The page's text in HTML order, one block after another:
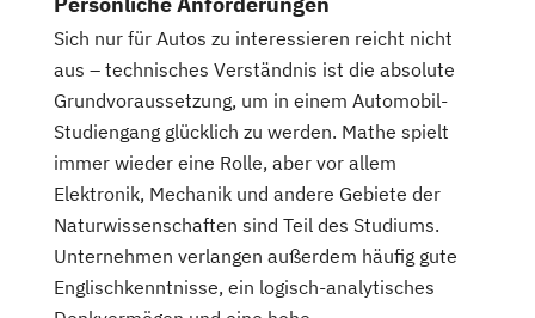
Sich nur für Autos zu interessieren reicht nicht
aus – technisches Verständnis ist die absolute
Grundvoraussetzung, um in einem Automobil-
Studiengang glücklich zu werden. Mathe spielt
immer wieder eine Rolle, aber vor allem
Elektronik, Mechanik und andere Gebiete der
Naturwissenschaften sind Teil des Studiums.
Unternehmen verlangen außerdem häufig gute
Englischkenntnisse, ein logisch-analytisches